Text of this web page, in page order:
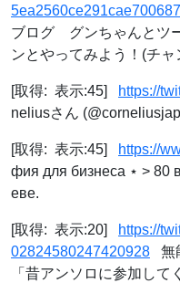
ブログ グンちゃんとツ
ンとやってみよう！(チ
[取得: 表示:45] https://
neliusさん
[取得: 表示:45] https://
фия для бизнеса ⋆ > 80
еве.
[取得: 表示:20]
https://
02824580247420928 無
「昔アンソロに参加し